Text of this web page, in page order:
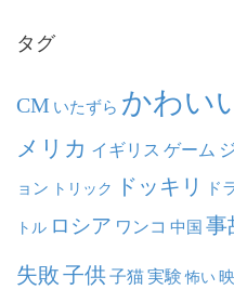
タグ
CM いたずら かわい
メリカ イギリス ゲーム
ョン トリック ドッキリ ド
トル ロシア ワンコ 中国 事
失敗子供子猫実験 怖い